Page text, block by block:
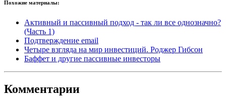
Похожие материалы:
Активный и пассивный подход - так ли все однозначно?
(Часть 1)
Подтверждение email
Четыре взгляда на мир инвестиций. Роджер Гибсон
Баффет и другие пассивные инвесторы
Комментарии